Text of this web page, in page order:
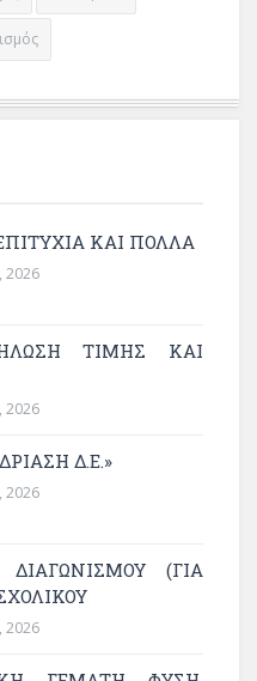
ΚΑΙ ΠΟΛΛΆ
2026
ΤΙΜΉΣ ΚΑΙ
2026
Δ.Ε.»
2026
(ΓΙΑ
2026